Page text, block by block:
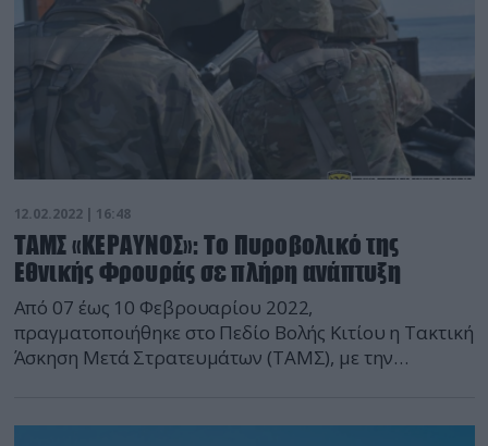
12.02.2022 | 16:48
ΤΑΜΣ «ΚΕΡΑΥΝΟΣ»: Το Πυροβολικό της
Εθνικής Φρουράς σε πλήρη ανάπτυξη
Από 07 έως 10 Φεβρουαρίου 2022,
πραγματοποιήθηκε στο Πεδίο Βολής Κιτίου η Τακτική
Άσκηση Μετά Στρατευμάτων (ΤΑΜΣ), με την
(ΕΦ), στη βάση ρεαλιστικού σεναρίου παρείχαν